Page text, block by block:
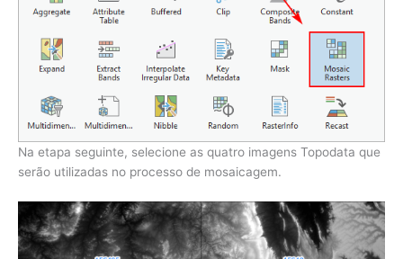
Na etapa seguinte, selecione as quatro imagens Topodata que
serão utilizadas no processo de mosaicagem.